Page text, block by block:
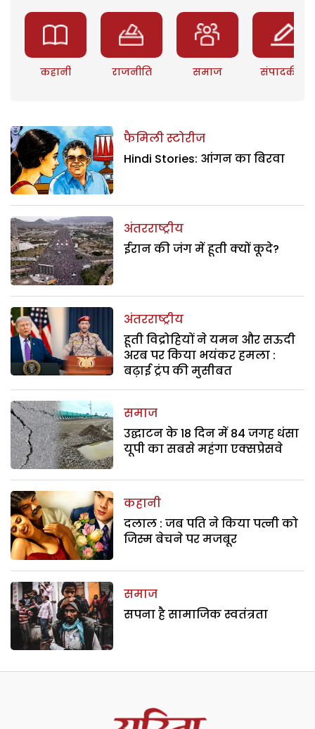
कहानी राजनीति समाज संपादकीय
फैमिली स्टोरीज
Hindi Stories: आंगन का बिरवा
अंतरराष्ट्रीय
ईरान की जंग में हूती क्यों कूदे?
अंतरराष्ट्रीय
हूती विद्रोहियों ने यमन और सऊदी
अरब पर किया भयंकर हमला :
बढ़ाई ट्रंप की मुसीबत
समाज
उद्घाटन के 18 दिन में 84 जगह धंसा
यूपी का सबसे महंगा एक्सप्रेसवे
कहानी
दलाल : जब पति ने किया पत्नी को
जिस्म बेचने पर मजबूर
समाज
सपना है सामाजिक स्वतंत्रता